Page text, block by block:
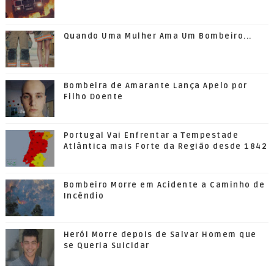
Quando Uma Mulher Ama Um Bombeiro...
Bombeira de Amarante Lança Apelo por
Filho Doente
Portugal Vai Enfrentar a Tempestade
Atlântica mais Forte da Região desde 1842
Bombeiro Morre em Acidente a Caminho de
Incêndio
Herói Morre depois de Salvar Homem que
se Queria Suicidar